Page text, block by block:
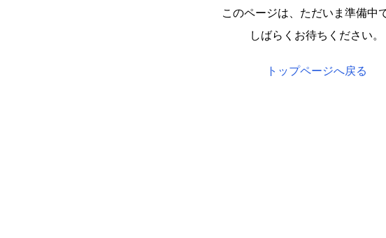
このページは、ただいま準備中
しばらくお待ちください。
トップページへ戻る